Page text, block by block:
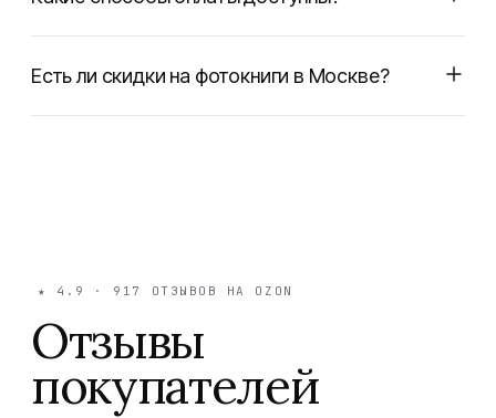
Есть ли скидки на фотокниги в Москве?
★ 4.9 · 917 ОТЗЫВОВ НА OZON
Отзывы
покупателей